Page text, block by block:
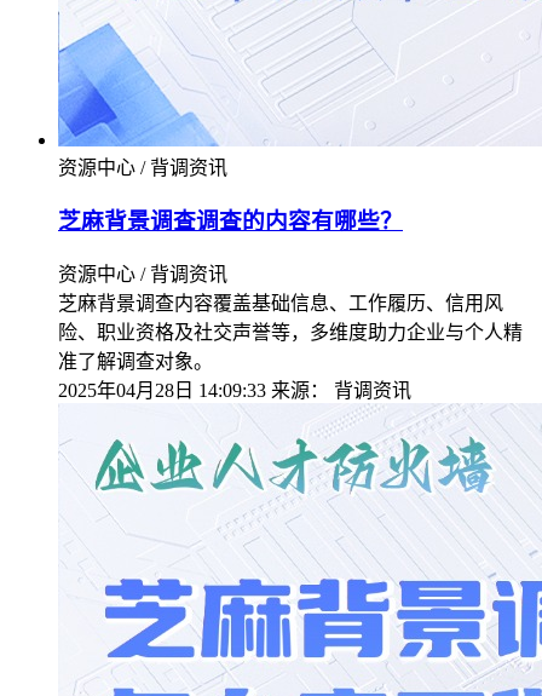
资源中心 / 背调资讯
芝麻背景调查调查的内容有哪些？
资源中心 / 背调资讯
芝麻背景调查内容覆盖基础信息、工作履历、信用风
险、职业资格及社交声誉等，多维度助力企业与个人精
准了解调查对象。
2025年04月28日 14:09:33 来源： 背调资讯